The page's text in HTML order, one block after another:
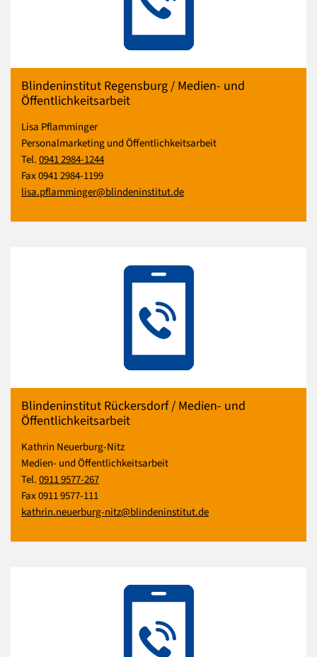
Blindeninstitut Regensburg / Medien- und
Öffentlichkeitsarbeit
Lisa Pflamminger
Personalmarketing und Öffentlichkeitsarbeit
Tel.0941 2984-1244
Fax 0941 2984-1199
lisa.pflamminger@blindeninstitut.de
Blindeninstitut Rückersdorf / Medien- und
Öffentlichkeitsarbeit
Kathrin Neuerburg-Nitz
Medien- und Öffentlichkeitsarbeit
Tel.0911 9577-267
Fax 0911 9577-111
kathrin.neuerburg-nitz@blindeninstitut.de